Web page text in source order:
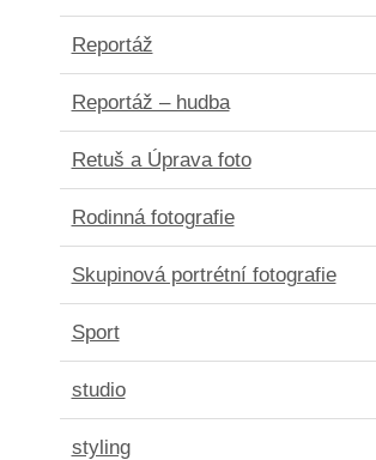
Reportáž
Reportáž – hudba
Retuš a Úprava foto
Rodinná fotografie
Skupinová portrétní fotografie
Sport
studio
styling